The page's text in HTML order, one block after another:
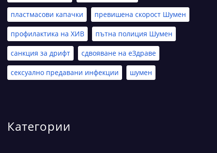
пластмасови капачки превишена скорост Шумен
профилактика на ХИВ пътна полиция Шумен
санкция за дрифт сдвояване на еЗдраве
сексуално предавани инфекции шумен
Категории